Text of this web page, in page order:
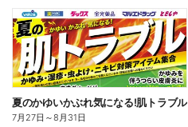
夏のかゆいかぶれ気になる!肌トラブル
7月27日 ～8月31日